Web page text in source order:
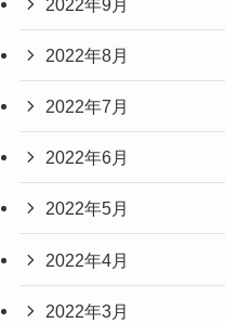
2022年9月
2022年8月
2022年7月
2022年6月
2022年5月
2022年4月
2022年3月